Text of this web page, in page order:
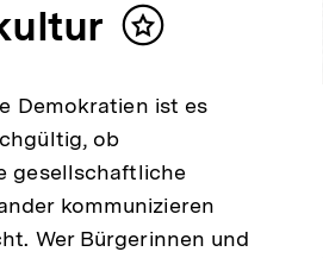
Inhalt
Demokratien ist es
ob
gesellschaftliche
kommunizieren
Wer Bürgerinnen und